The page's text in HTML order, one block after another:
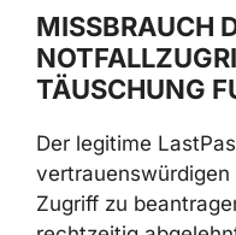
MISSBRAUCH
TÄUSCHUNG
Der legitime
vertrauenswürdigen
Zugriff zu